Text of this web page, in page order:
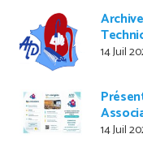
14 Juil
14 Juil